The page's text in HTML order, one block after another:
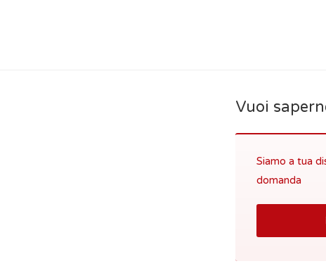
Vuoi
Siamo a tua
domanda